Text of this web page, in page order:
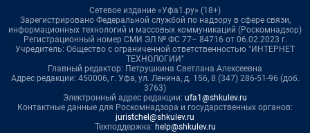
Сетевое издание «Уфа1.ру» (18+)
Зарегистрировано Федеральной службой по надзору в сфере связи,
информационных технологий и массовых коммуникаций (Роскомнадзор)
Регистрационный номер СМИ ЭЛ № ФС 77– 84716 от 06.02.2023 г.
Учредитель: Общество с ограниченной ответственностью "ИНТЕРНЕТ
ТЕХНОЛОГИИ"
Главный редактор: Петрушкина Светлана Алексеевна
Адрес редакции: 450006, г. Уфа, ул. Ленина, д. 156, 8 (347) 286-51-96 (доб.
3763)
Электронный адрес редакции: ufa1@shkulev.ru
Контактные данные для Роскомнадзора и государственных органов:
juristchel@shkulev.ru
Техподдержка: help@shkulev.ru